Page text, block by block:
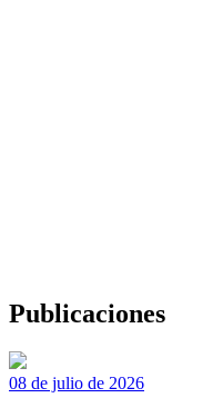
Publicaciones
08 de julio de 2026